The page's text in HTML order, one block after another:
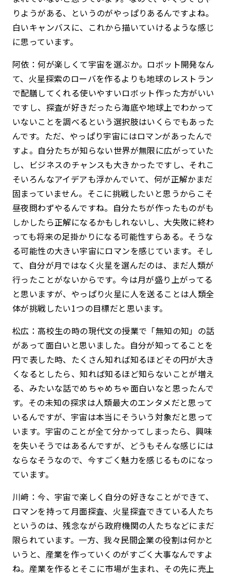
りようがある、というのがやっぱりあるんですよね。
白いキャンバスに、これから描いていけるような感じ
に思っています。
阿依：何が楽しくて宇宙を選ぶか。ロボット開発なん
て、火星探索のローバを作るよりも地球のレストラン
で配膳してくれる使いやすいロボット作った方がいい
ですし、探査が好きだったら海底や地球上でわかって
いないことを調べるという選択肢はいくらでもあった
んです。ただ、やっぱり宇宙にはロマンがあったんで
すよ。自分たちが知らない世界が無限に広がっていた
し、ビジネスのチャンスも大きかったですし、それこ
そいろんなアイデアも浮かんでいて、何が正解かまだ
固まっていません。そこに挑戦したいと思うからこそ
昼夜問わずやるんですね。自分たちが作ったものがも
しかしたら正解になるかもしれないし、大失敗に終わ
っても将来の足掛かりになる可能性すらある。そうな
る可能性の大きい宇宙にロマンを感じています。そし
て、自分が月ではなく火星を選んだのは、まだ人類が
行ったことがないからです。今は月が盛り上がってる
と思いますが、やっぱり火星に人を送ることは人類全
体が挑戦したい1つの目標だと思います。
松広：高校生の時の現代文の授業で「無知の知」の話
があって面白いと思いました。自分が知ってることを
円で表した時、たくさん知れば知るほどその円が大き
くなるとしたら、知れば知るほど知らないことが増え
る、みたいな話でめちゃめちゃ面白いなと思ったんで
す。その未知の探求は人類最大のエンタメだと思って
いるんですが、宇宙は本当にそういう対象だと思って
います。宇宙のことが全て分かってしまったら、興味
を失いそうではあるんですが、どうもそんな感じには
ならなそうなので、今すごく魅力を感じるものになっ
ています。
川﨑：今、宇宙で楽しく自分の好きなことができて、
ロマンを持って月面探査、火星探査できている人たち
というのは、残念ながら政府機関の人たちなどにまだ
限られています。一方、我々民間企業の役割は何かと
いうと、産業を作っていくのがすごく大事なんですよ
ね。産業を作るとそこに市場が生まれ、その先に売上